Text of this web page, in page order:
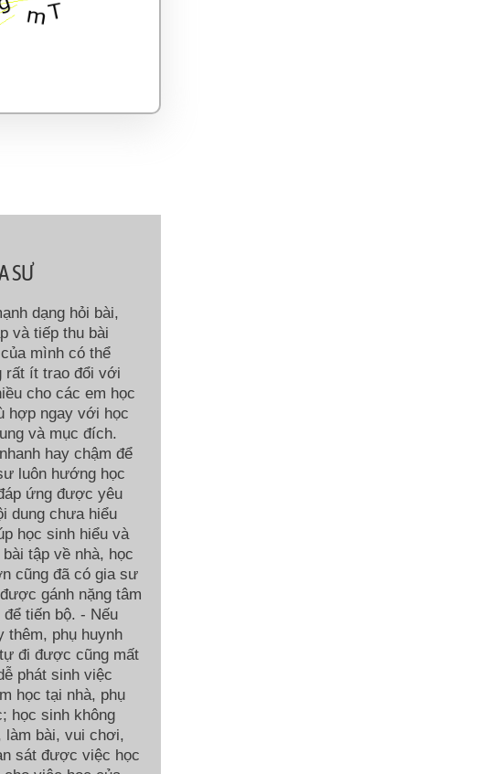
SƯ
dạng hỏi bài,
và tiếp thu bài
mình có thể
rất ít trao đổi với
cho các em học
hợp ngay với học
và mục đích.
hay chậm để
luôn hướng học
ứng được yêu
dung chưa hiểu
học sinh hiểu và
tập về nhà, học
cũng đã có gia sư
gánh nặng tâm
tiến bộ. - Nếu
thêm, phụ huynh
đi được cũng mất
phát sinh việc
học tại nhà, phụ
học sinh không
làm bài, vui chơi,
sát được việc học